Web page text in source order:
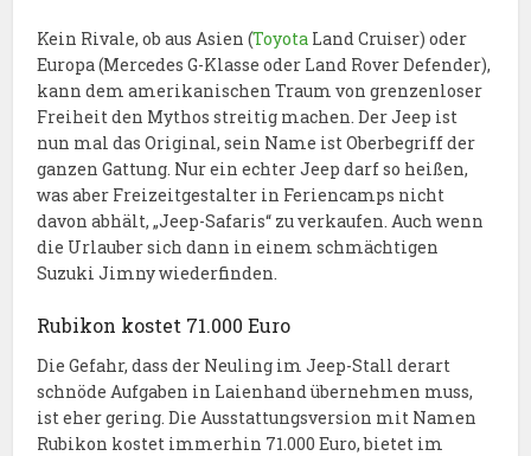
Kein Rivale, ob aus Asien (Toyota Land Cruiser) oder
Europa (Mercedes G-Klasse oder Land Rover Defender),
kann dem amerikanischen Traum von grenzenloser
Freiheit den Mythos streitig machen. Der Jeep ist
nun mal das Original, sein Name ist Oberbegriff der
ganzen Gattung. Nur ein echter Jeep darf so heißen,
was aber Freizeitgestalter in Feriencamps nicht
davon abhält, „Jeep-Safaris“ zu verkaufen. Auch wenn
die Urlauber sich dann in einem schmächtigen
Suzuki Jimny wiederfinden.
Rubikon kostet 71.000 Euro
Die Gefahr, dass der Neuling im Jeep-Stall derart
schnöde Aufgaben in Laienhand übernehmen muss,
ist eher gering. Die Ausstattungsversion mit Namen
Rubikon kostet immerhin 71.000 Euro, bietet im